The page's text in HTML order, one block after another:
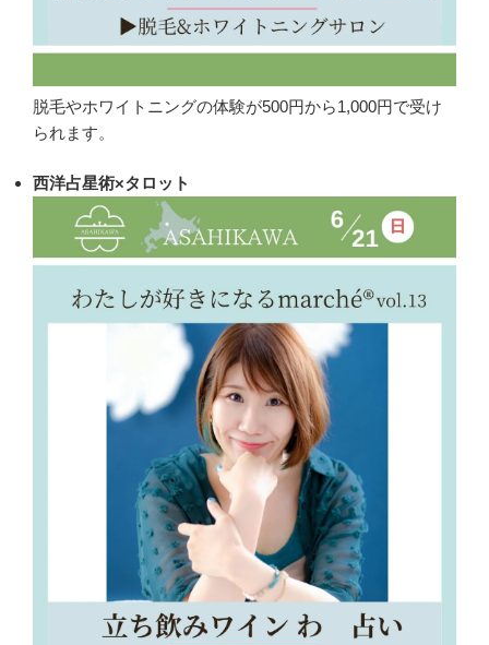
脱毛やホワイトニングの体験が500円から1,000円で受け
られます。
西洋占星術×タロット